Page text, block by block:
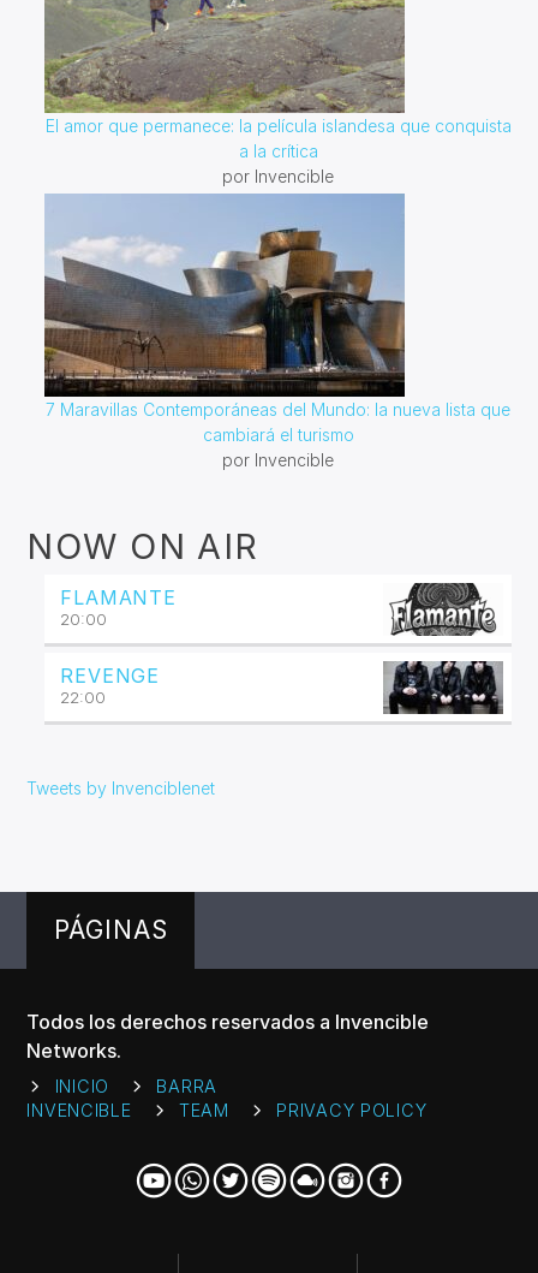
El amor que permanece: la película islandesa que conquista
a la crítica
por Invencible
7 Maravillas Contemporáneas del Mundo: la nueva lista que
cambiará el turismo
por Invencible
NOW ON AIR
FLAMANTE
20:00
REVENGE
22:00
Tweets by Invenciblenet
PÁGINAS
Todos los derechos reservados a Invencible
Networks.
INICIO
BARRA
INVENCIBLE
TEAM PRIVACY POLICY